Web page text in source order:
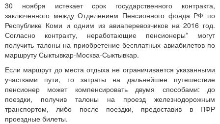
30 ноября истекает срок государственного контракта,
заключенного между Отделением Пенсионного фонда РФ по
Республике Коми и одним из авиаперевозчиков на 2016 год.
Согласно контракту, неработающие пенсионеры* могут
получить талоны на приобретение бесплатных авиабилетов по
маршруту Сыктывкар-Москва-Сыктывкар.
Если маршрут до места отдыха не ограничивается указанными
участками пути, то затраты на дальнейшее путешествие
пенсионер может компенсировать двумя способами: до
поездки, получив талоны на проезд железнодорожным
транспортом, либо после поездки, предоставив в ПФР
проездные билеты.